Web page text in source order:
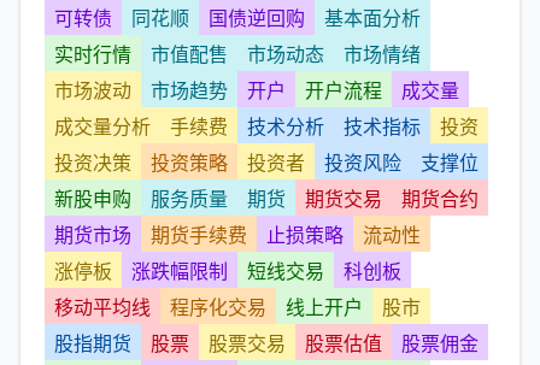
可转债
同花顺 国债逆回购
基本面分析
实时行情
市值配售 市场动态
市场情绪
市场波动
市场趋势 开户 开户流程
成交量
成交量分析
手续费 技术分析 技术指标
投资
投资决策
投资策略 投资者 投资风险
支撑位
新股申购
服务质量 期货 期货交易
期货合约
期货市场
期货手续费 止损策略
流动性
涨停板
涨跌幅限制 短线交易
科创板
移动平均线
程序化交易 线上开户
股市
股指期货
股票 股票交易 股票估值
股票佣金